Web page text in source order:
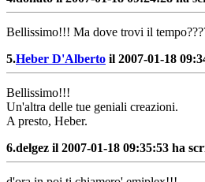
Bellissimo!!! Ma dove trovi il
5.Heber D'Alberto il 2007-01-18
Bellissimo!!!
Un'altra delle tue geniali creazioni.
A presto, Heber.
6.delgez il 2007-01-18 09:35:53 ha